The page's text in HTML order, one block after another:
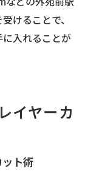
けることで、
入れることが
イヤーカ
ト術